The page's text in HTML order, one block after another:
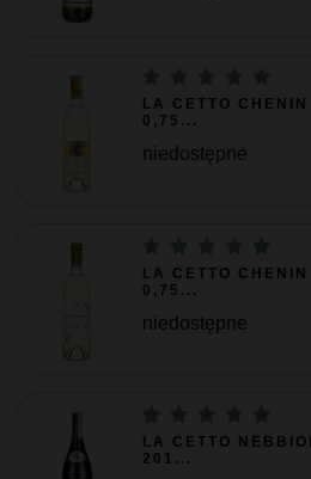
LA CETTO
0,75...
niedostępne
LA CETTO
0,75...
niedostępne
LA CETTO
201...